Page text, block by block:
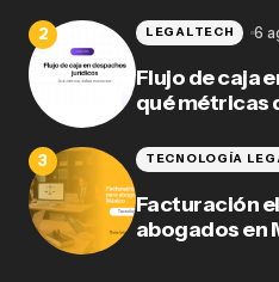
Flujo de caja
qué métricas
LEGALTECH 6
Facturación
abogados en
TECNOLOGÍA